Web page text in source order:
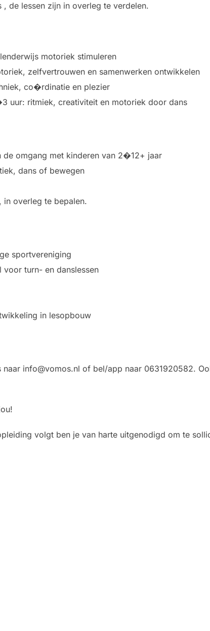
de lessen zijn in overleg te verdelen.
motoriek stimuleren
zelfvertrouwen en samenwerken ontwikkelen
co�rdinatie en plezier
uur: ritmiek, creativiteit en motoriek door dans
de omgang met kinderen van 2�12+ jaar
dans of bewegen
in overleg te bepalen.
sportvereniging
voor turn- en danslessen
in lesopbouw
info@vomos.nl of bel/app naar 0631920582.
volgt ben je van harte uitgenodigd om te